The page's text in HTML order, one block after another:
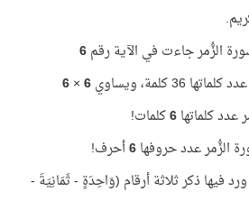
6
6
×
6
عدد كلماتها6كلمات!
6أحرف!
الزُّمر ورد فيها ذكر ثلاثة أرقام (وَاحِدَةٍ - ثَمَانِيَةَ -